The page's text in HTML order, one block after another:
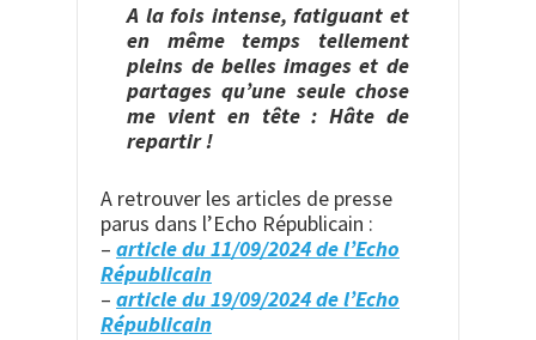
A la fois intense, fatiguant et
en même temps tellement
pleins de belles images et de
partages qu’une seule chose
me vient en tête : Hâte de
repartir !
A retrouver les articles de presse
parus dans l’Echo Républicain :
– article du 11/09/2024 de l’Echo
Républicain
– article du 19/09/2024 de l’Echo
Républicain